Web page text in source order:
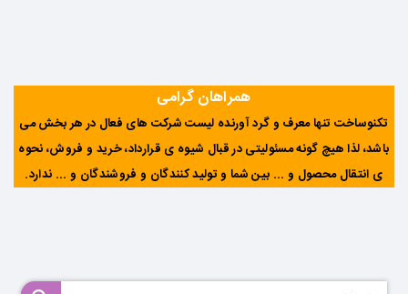
همراهان گرامی
تکنوساخت تنها معرف و گرد آورنده لیست شرکت های فعال در هر بخش می
باشد، لذا هیچ گونه مسئولیتی در قبال شیوه ی قرارداد، خرید و فروش، نحوه
ی انتقال محصول و ... بین شما و تولید کنندگان و فروشندگان و ... ندارد.